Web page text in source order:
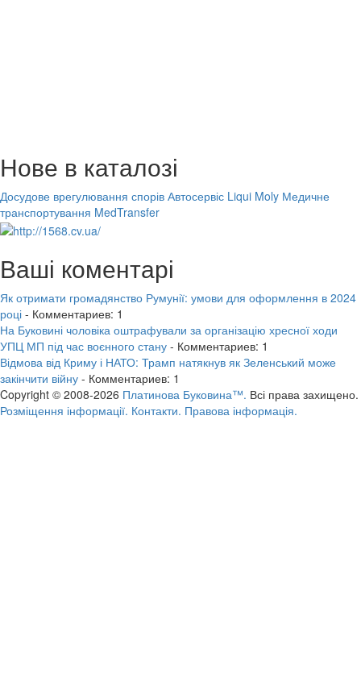
Нове в каталозі
Досудове врегулювання спорів Автосервіс Liqui Moly Медичне
транспортування MedTransfer
Ваші коментарі
Як отримати громадянство Румунії: умови для оформлення в 2024
році - Комментариев: 1
На Буковині чоловіка оштрафували за організацію хресної ходи
УПЦ МП під час воєнного стану - Комментариев: 1
Відмова від Криму і НАТО: Трамп натякнув як Зеленський може
закінчити війну - Комментариев: 1
Copyright © 2008-2026 Платинова Буковина™. Всі права захищено.
Розміщення інформації. Контакти. Правова інформація.